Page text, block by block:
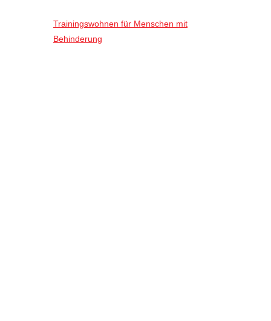
Trainingswohnen für Menschen mit
Behinderung